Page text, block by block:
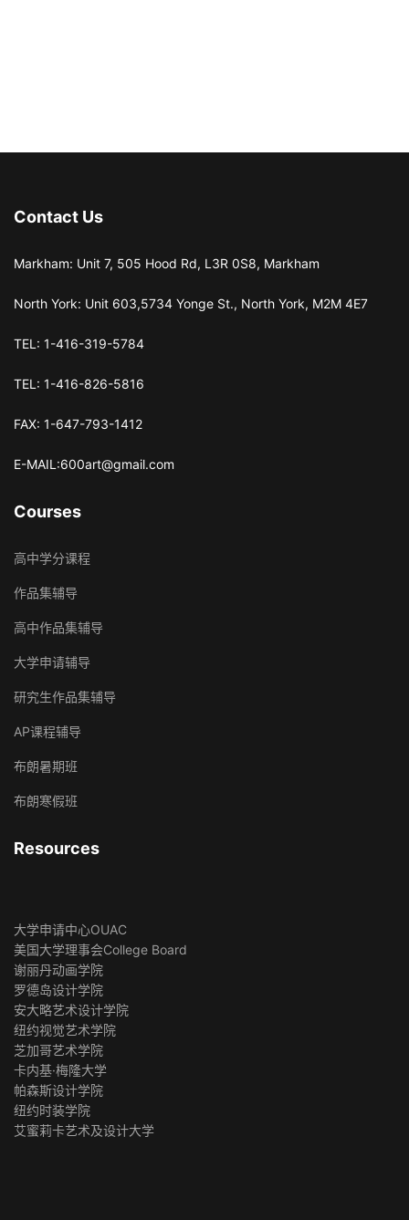
Contact Us
Markham: Unit 7, 505 Hood Rd, L3R 0S8, Markham
North York: Unit 603,5734 Yonge St., North York, M2M 4E7
TEL: 1-416-319-5784
TEL: 1-416-826-5816
FAX: 1-647-793-1412
E-MAIL:600art@gmail.com
Courses
高中学分课程
作品集辅导
高中作品集辅导
大学申请辅导
研究生作品集辅导
AP课程辅导
布朗暑期班
布朗寒假班
Resources
大学申请中心OUAC
美国大学理事会College Board
谢丽丹动画学院
罗德岛设计学院
安大略艺术设计学院
纽约视觉艺术学院
芝加哥艺术学院
卡内基·梅隆大学
帕森斯设计学院
纽约时装学院
艾蜜莉卡艺术及设计大学